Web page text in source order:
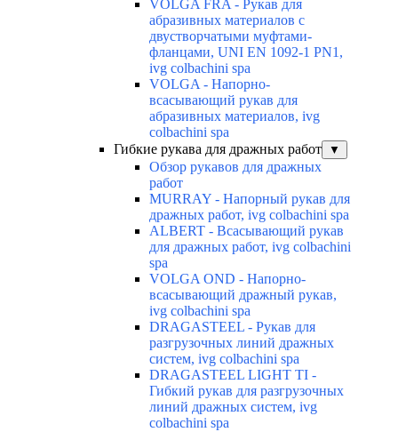
VOLGA FRA - Рукав для
абразивных материалов с
двустворчатыми муфтами-
фланцами, UNI EN 1092-1 PN1,
ivg colbachini spa
VOLGA - Напорно-
всасывающий рукав для
абразивных материалов, ivg
colbachini spa
Гибкие рукава для дражных работ
▼
Обзор рукавов для дражных
работ
MURRAY - Напорный рукав для
дражных работ, ivg colbachini spa
ALBERT - Всасывающий рукав
для дражных работ, ivg colbachini
spa
VOLGA OND - Напорно-
всасывающий дражный рукав,
ivg colbachini spa
DRAGASTEEL - Рукав для
разгрузочных линий дражных
систем, ivg colbachini spa
DRAGASTEEL LIGHT TI -
Гибкий рукав для разгрузочных
линий дражных систем, ivg
colbachini spa